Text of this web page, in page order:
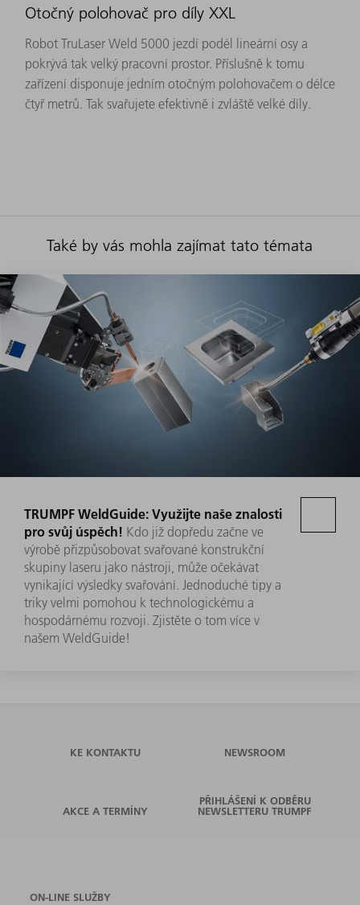
Otočný polohovač pro díly XXL
Robot TruLaser Weld 5000 jezdí podél lineární osy a
pokrývá tak velký pracovní prostor. Příslušně k tomu
zařízení disponuje jedním otočným polohovačem o délce
čtyř metrů. Tak svařujete efektivně i zvláště velké díly.
Také by vás mohla zajímat tato témata
TRUMPF WeldGuide: Využijte naše znalosti
pro svůj úspěch! Kdo již dopředu začne ve
výrobě přizpůsobovat svařované konstrukční
skupiny laseru jako nástroji, může očekávat
vynikající výsledky svařování. Jednoduché tipy a
triky velmi pomohou k technologickému a
hospodárnému rozvoji. Zjistěte o tom více v
našem WeldGuide!
KE KONTAKTU NEWSROOM
AKCE A TERMÍNY
PŘIHLÁŠENÍ K ODBĚRU
NEWSLETTERU TRUMPF
ON-LINE SLUŽBY